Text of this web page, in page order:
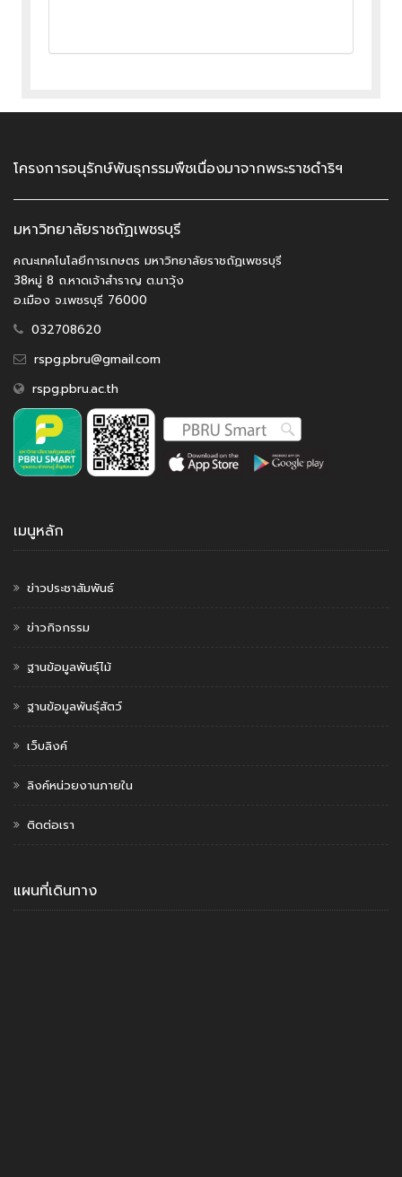
โครงการอนุรักษ์พันธุกรรมพืชเนื่องมาจากพระราชดำริฯ
มหาวิทยาลัยราชถัฏเพชรบุรี
คณะเทคโนโลยีการเกษตร มหาวิทยาลัยราชถัฏเพชรบุรี
38หมู่ 8 ถ.หาดเจ้าสำราญ ต.นาวุ้ง
อ.เมือง จ.เพชรบุรี 76000
032708620
rspg.pbru@gmail.com
rspg.pbru.ac.th
เมนูหลัก
ข่าวประชาสัมพันธ์
ข่าวกิจกรรม
ฐานข้อมูลพันธุ์ไม้
ฐานข้อมูลพันธุ์สัตว์
เว็บลิงค์
ลิงค์หน่วยงานภายใน
ติดต่อเรา
แผนที่เดินทาง